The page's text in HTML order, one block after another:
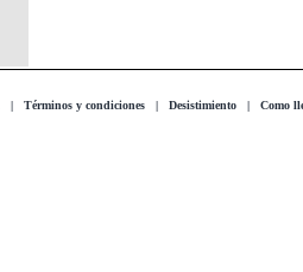
| Términos y condiciones | Desistimiento | Como